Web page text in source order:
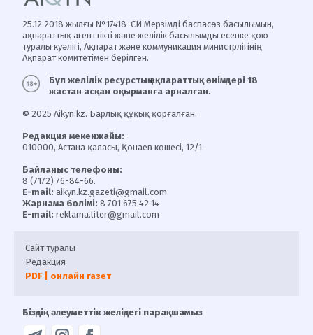
25.12.2018 жылғы №17418-СИ Мерзімді баспасөз басылымын,
ақпараттық агенттікті және желілік басылымды есепке қою
туралы куәлігі, Ақпарат және коммуникация министрлігінің
Ақпарат комитетімен берілген.
Бұл желілік ресурстың ақпараттық өнімдері 18
жастан асқан оқырманға арналған.
© 2025 Aikyn.kz. Барлық құқық қорғалған.
Редакция мекенжайы:
010000, Астана қаласы, Қонаев көшесі, 12/1.
Байланыс телефоны:
8 (7172) 76-84-66.
E-mail: aikyn.kz.gazeti@gmail.com
Жарнама бөлімі: 8 701 675 42 14
E-mail: reklama.liter@gmail.com
Сайт туралы
Редакция
PDF | онлайн газет
Біздің әлеуметтік желідегі парақшамыз